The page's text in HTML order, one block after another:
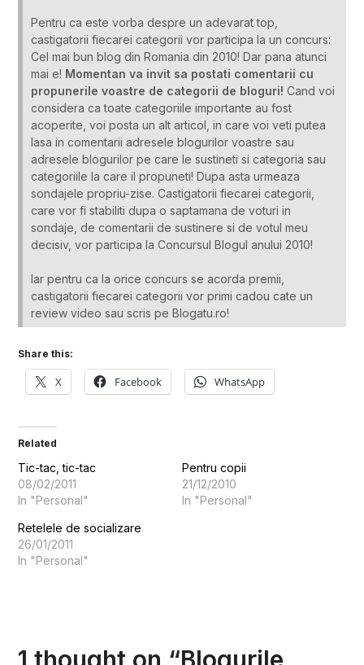
Pentru ca este vorba despre un adevarat top,
castigatorii fiecarei categorii vor participa la un concurs:
Cel mai bun blog din Romania din 2010! Dar pana atunci
mai e! Momentan va invit sa postati comentarii cu
propunerile voastre de categorii de bloguri! Cand voi
considera ca toate categoriile importante au fost
acoperite, voi posta un alt articol, in care voi veti putea
lasa in comentarii adresele blogurilor voastre sau
adresele blogurilor pe care le sustineti si categoria sau
categoriile la care il propuneti! Dupa asta urmeaza
sondajele propriu-zise. Castigatorii fiecarei categorii,
care vor fi stabiliti dupa o saptamana de voturi in
sondaje, de comentarii de sustinere si de votul meu
decisiv, vor participa la Concursul Blogul anului 2010!
Iar pentru ca la orice concurs se acorda premii,
castigatorii fiecarei categorii vor primi cadou cate un
review video sau scris pe Blogatu.ro!
Share this:
X Facebook WhatsApp
Related
Tic-tac, tic-tac
08/02/2011
In "Personal"
Pentru copii
21/12/2010
In "Personal"
Retelele de socializare
26/01/2011
In "Personal"